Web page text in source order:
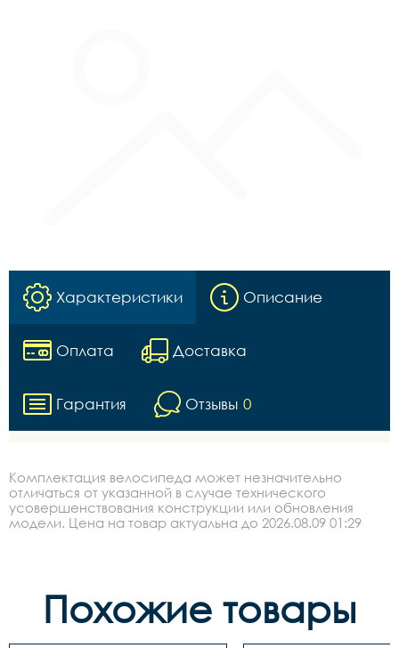
Характеристики Описание
Оплата Доставка
Гарантия Отзывы 0
Комплектация велосипеда может незначительно
отличаться от указанной в случае технического
усовершенствования конструкции или обновления
модели. Цена на товар актуальна до 2026.08.09 01:29
Похожие товары